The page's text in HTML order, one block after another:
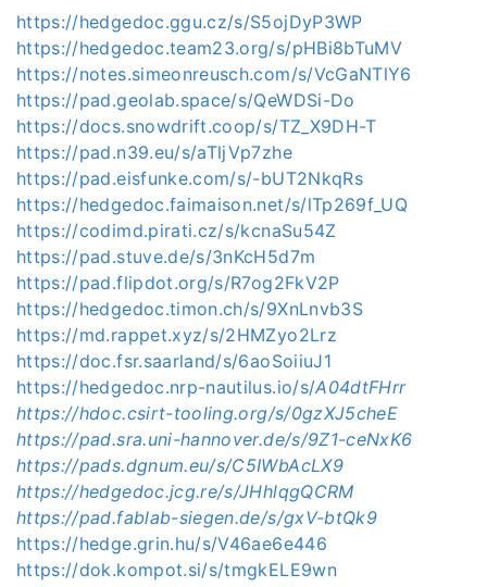
https://hedgedoc.ggu.cz/s/S5ojDyP3WP
https://hedgedoc.team23.org/s/pHBi8bTuMV
https://notes.simeonreusch.com/s/VcGaNTlY6
https://pad.geolab.space/s/QeWDSi-Do
https://docs.snowdrift.coop/s/TZ_X9DH-T
https://pad.n39.eu/s/aTljVp7zhe
https://pad.eisfunke.com/s/-bUT2NkqRs
https://hedgedoc.faimaison.net/s/lTp269f_UQ
https://codimd.pirati.cz/s/kcnaSu54Z
https://pad.stuve.de/s/3nKcH5d7m
https://pad.flipdot.org/s/R7og2FkV2P
https://hedgedoc.timon.ch/s/9XnLnvb3S
https://md.rappet.xyz/s/2HMZyo2Lrz
https://doc.fsr.saarland/s/6aoSoiiuJ1
https://hedgedoc.nrp-nautilus.io/s/A04dtFHrr
https://hdoc.csirt-tooling.org/s/0gzXJ5cheE
https://pad.sra.uni-hannover.de/s/9Z1-ceNxK6
https://pads.dgnum.eu/s/C5IWbAcLX9
https://hedgedoc.jcg.re/s/JHhlqgQCRM
https://pad.fablab-siegen.de/s/gxV-btQk9
https://hedge.grin.hu/s/V46ae6e446
https://dok.kompot.si/s/tmgkELE9wn